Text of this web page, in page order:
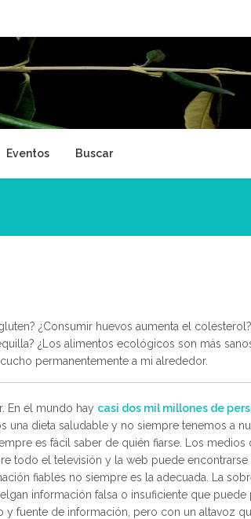
Eventos Buscar
¿Consumir huevos aumenta el
¿Los alimentos ecológicos son más
permanentemente a mi alrededor.
En el mundo hay casi dos mil millones de
una dieta saludable y no siempre tenemos a
es fácil saber de quién fiarse. Los
todo el televisión y la web puede
fiables no siempre es la adecuada. La
información falsa o insuficiente que
fuente de información, pero con un altavoz